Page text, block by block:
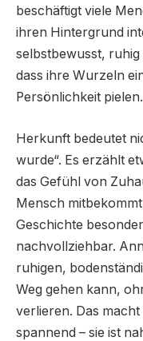
beschäftigt viele
ihren Hintergrund
selbstbewusst,
dass ihre Wurzeln
Persönlichkeit pielen.
Herkunft bedeutet
wurde“. Es erzählt
das Gefühl von
Mensch
Geschichte
nachvollziehbar.
ruhigen,
Weg gehen kann,
verlieren. Das
spannend – sie ist